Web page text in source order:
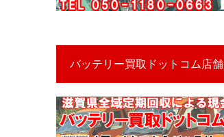
バッテリー買取ドットコム店舗